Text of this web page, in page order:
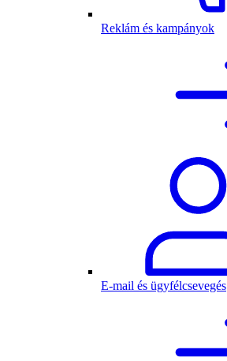
Reklám és kampányok
E-mail és ügyfélcsevegés